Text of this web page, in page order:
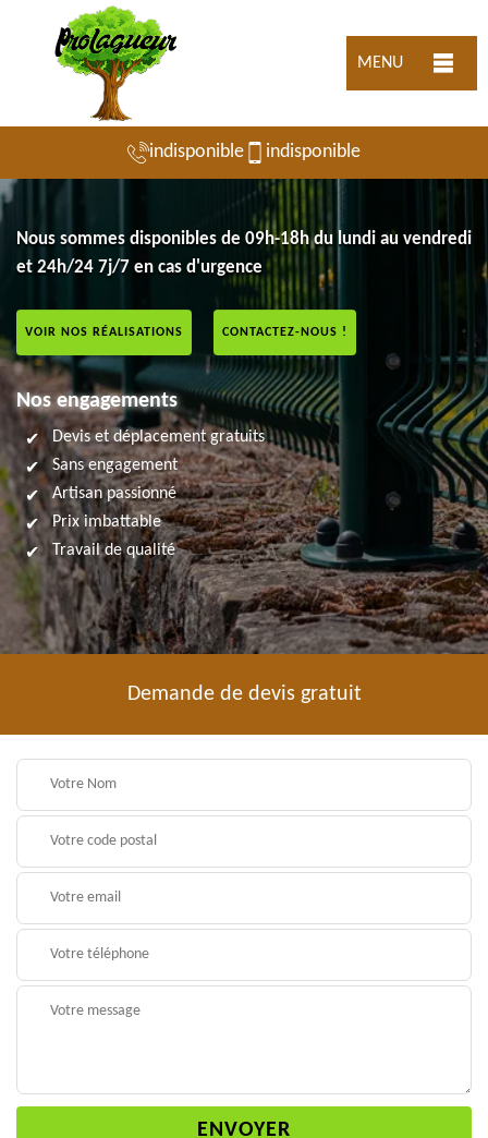
MENU
indisponible indisponible
Nous sommes disponibles de 09h-18h du lundi au vendredi
et 24h/24 7j/7 en cas d'urgence
VOIR NOS RÉALISATIONS CONTACTEZ-NOUS !
Nos engagements
Devis et déplacement gratuits
Sans engagement
Artisan passionné
Prix imbattable
Travail de qualité
Demande de devis gratuit